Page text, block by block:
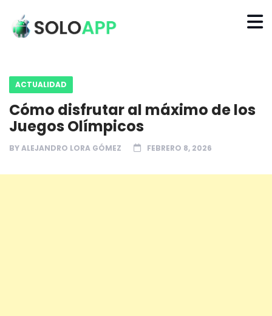
ACTUALIDAD
Cómo disfrutar al máximo de los
Juegos Olímpicos
BYALEJANDRO LORA GÓMEZ FEBRERO 8, 2026